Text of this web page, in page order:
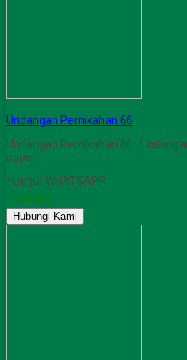
Undangan Pernikahan 66
Undangan Pernikahan 66
paper
*Lanjut WHATSAPP
Tersedia
Hubungi Kami